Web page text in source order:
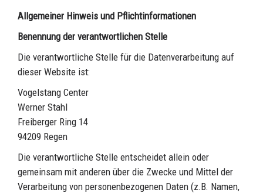
Allgemeiner Hinweis und Pflichtinformationen
Benennung der verantwortlichen Stelle
Die verantwortliche Stelle für die Datenverarbeitung auf
dieser Website ist:
Vogelstang Center
Werner Stahl
Freiberger Ring 14
94209 Regen
Die verantwortliche Stelle entscheidet allein oder
gemeinsam mit anderen über die Zwecke und Mittel der
Verarbeitung von personenbezogenen Daten (z.B. Namen,